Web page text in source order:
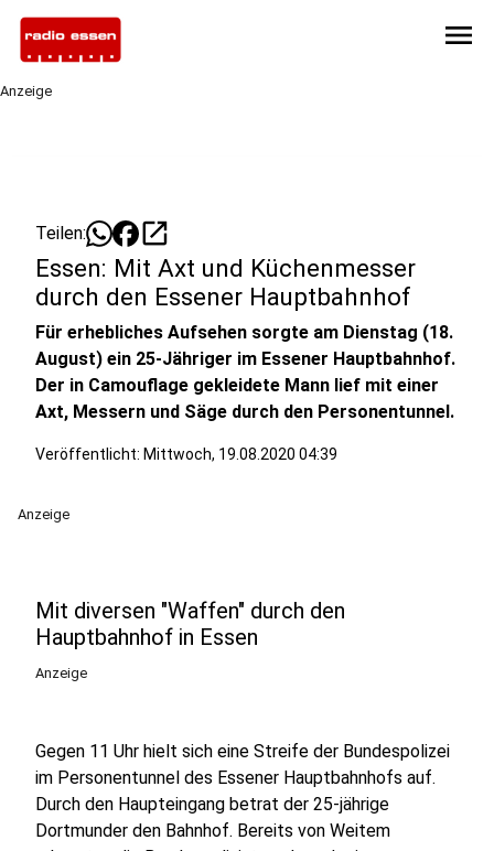
menu
Anzeige
Teilen: open_in_new
Essen: Mit Axt und Küchenmesser
durch den Essener Hauptbahnhof
Für erhebliches Aufsehen sorgte am Dienstag (18.
August) ein 25-Jähriger im Essener Hauptbahnhof.
Der in Camouflage gekleidete Mann lief mit einer
Axt, Messern und Säge durch den Personentunnel.
Veröffentlicht: Mittwoch, 19.08.2020 04:39
Anzeige
Mit diversen "Waffen" durch den
Hauptbahnhof in Essen
Anzeige
Gegen 11 Uhr hielt sich eine Streife der Bundespolizei
im Personentunnel des Essener Hauptbahnhofs auf.
Durch den Haupteingang betrat der 25-jährige
Dortmunder den Bahnhof. Bereits von Weitem